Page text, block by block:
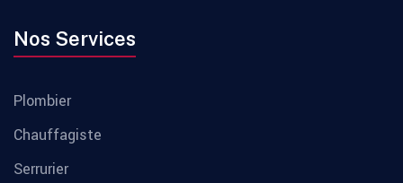
Nos Services
Plombier
Chauffagiste
Serrurier